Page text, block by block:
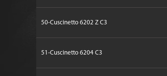
50-Cuscinetto 6202 Z C3
51-Cuscinetto 6204 C3